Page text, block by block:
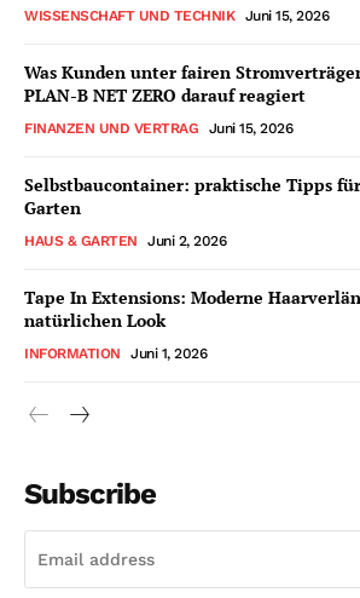
WISSENSCHAFT UND TECHNIK Juni 15, 2026
Was Kunden unter fairen
PLAN-B NET ZERO darauf reagiert
FINANZEN UND VERTRAG Juni 15, 2026
Selbstbaucontainer: praktische Tipps
Garten
HAUS & GARTEN Juni 2, 2026
Tape In Extensions: Moderne
natürlichen Look
INFORMATION Juni 1, 2026
Subscribe